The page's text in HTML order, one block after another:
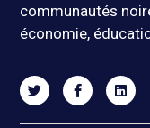
communautés
économie,